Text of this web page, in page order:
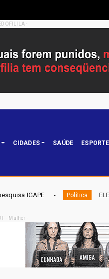
-
CIDADES SAÚDE ESPORTE
ELEIÇÕES DF 2026 -
- Mulher -